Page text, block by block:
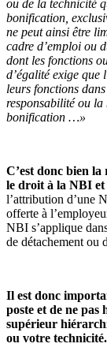
ou de la technicité
bonification,
ne peut ainsi être
cadre d’emploi ou
dont les fonctions
d’égalité exige que
leurs fonctions
responsabilité ou la
bonification …»
C’est donc bien
le droit à la NBI et
l’attribution d’une
offerte à
NBI s’applique
de détachement ou
Il est donc
poste et de ne
supérieur
ou votre technicité.